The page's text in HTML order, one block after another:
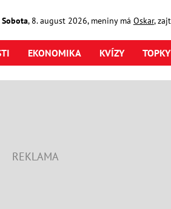
Sobota, 8. august2026, meniny má Oskar,
EKONOMIKA KVÍZY